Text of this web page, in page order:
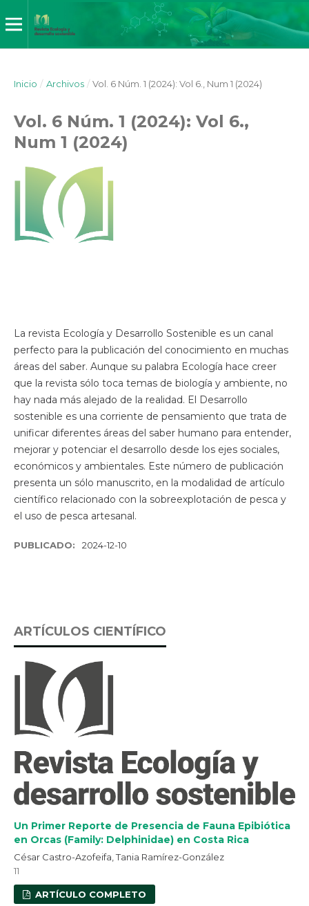
Inicio / Archivos / Vol. 6 Núm. 1 (2024): Vol 6., Num 1 (2024)
Vol. 6 Núm. 1 (2024): Vol 6.,
Num 1 (2024)
La revista Ecología y Desarrollo Sostenible es un canal
perfecto para la publicación del conocimiento en muchas
áreas del saber. Aunque su palabra Ecología hace creer
que la revista sólo toca temas de biología y ambiente, no
hay nada más alejado de la realidad. El Desarrollo
sostenible es una corriente de pensamiento que trata de
unificar diferentes áreas del saber humano para entender,
mejorar y potenciar el desarrollo desde los ejes sociales,
económicos y ambientales. Este número de publicación
presenta un sólo manuscrito, en la modalidad de artículo
científico relacionado con la sobreexplotación de pesca y
el uso de pesca artesanal.
PUBLICADO: 2024-12-10
ARTÍCULOS CIENTÍFICO
Un Primer Reporte de Presencia de Fauna Epibiótica
en Orcas (Family: Delphinidae) en Costa Rica
César Castro-Azofeifa, Tania Ramírez-González
11
ARTÍCULO COMPLETO